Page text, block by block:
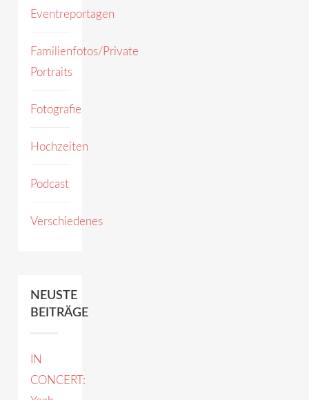
Eventreportagen
Familienfotos/Private
Portraits
Fotografie
Hochzeiten
Podcast
Verschiedenes
NEUSTE
BEITRÄGE
IN
CONCERT: